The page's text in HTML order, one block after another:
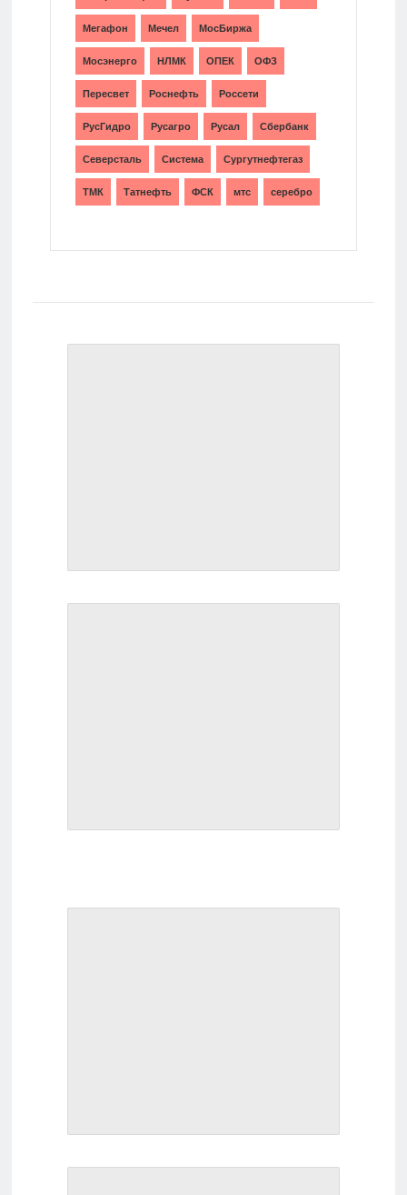
Мегафон Мечел МосБиржа
Мосэнерго НЛМК ОПЕК ОФЗ
Пересвет Роснефть Россети
РусГидро Русагро Русал Сбербанк
Северсталь Система Сургутнефтегаз
ТМК Татнефть ФСК мтс серебро